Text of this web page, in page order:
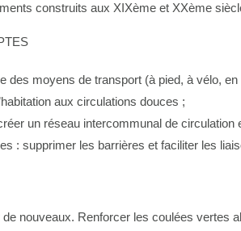
construits aux XIXème et XXème
des moyens de transport (à pied, à vélo,
aux circulations douces ;
un réseau intercommunal de
: supprimer les barrières et faciliter les
nouveaux. Renforcer les coulées vertes